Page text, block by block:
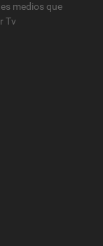
medios que
Tv